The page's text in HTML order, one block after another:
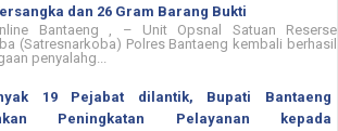
dan 26 Gram Barang Bukti
Bantaeng , – Unit Opsnal Satuan Reserse
(Satresnarkoba) Polres Bantaeng kembali berhasil
penyalahg...
19 Pejabat dilantik, Bupati Bantaeng
Peningkatan Pelayanan kepada